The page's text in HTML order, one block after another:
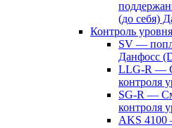
(до себя)
Контроль
SV —
Данфосс
LLG-R —
контроля
SG-R —
контроля
AKS 4100